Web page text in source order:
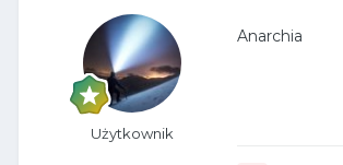
Użytkownik
Anarchia